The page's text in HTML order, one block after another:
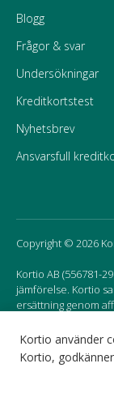
Kortio använder
Kortio,
Blogg
Frågor & svar
Undersökningar
Kreditkortstest
Nyhetsbrev
Ansvarsfull
Copyright © 2026
Kortio AB (556781-
jämförelse. Kortio
ersättning genom